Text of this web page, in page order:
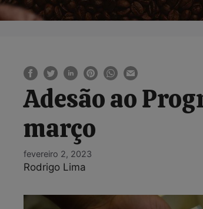
Adesão ao
março
fevereiro 2, 2023
Rodrigo Lima